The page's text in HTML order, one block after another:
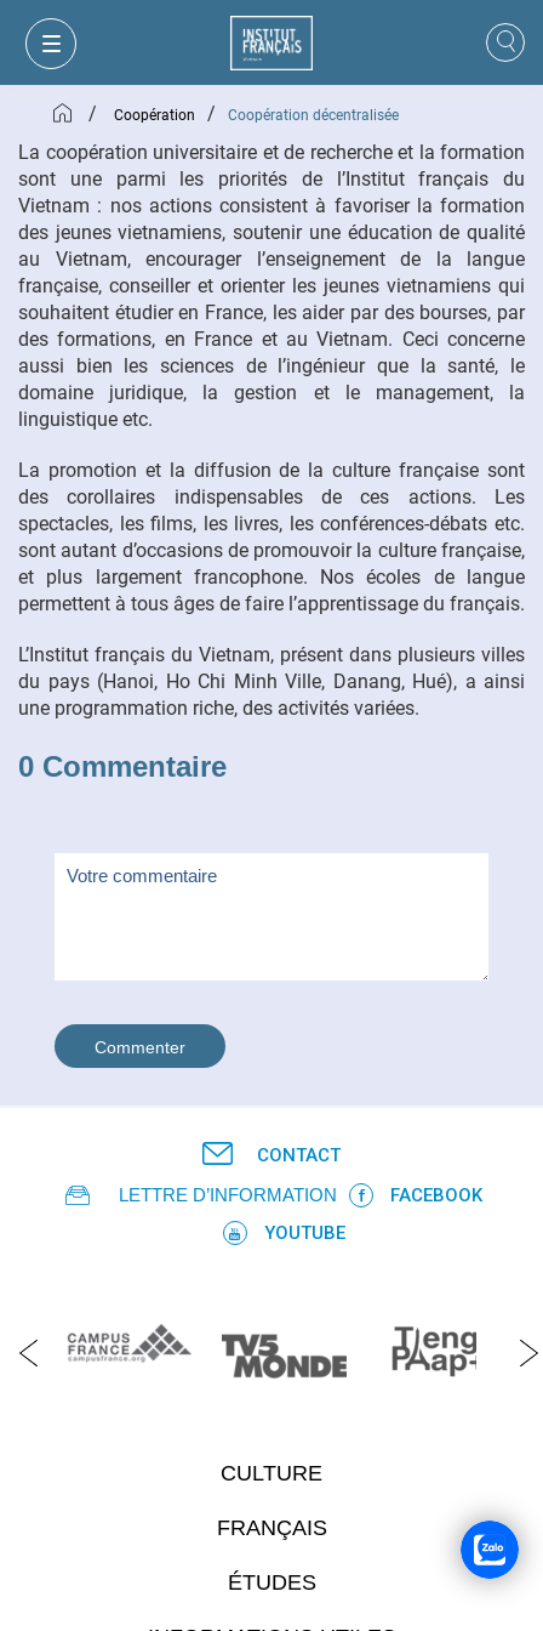
FR
/ Coopération / Coopération décentralisée
La coopération universitaire et de recherche et la formation
sont une parmi les priorités de l’Institut français du
Vietnam : nos actions consistent à favoriser la formation
des jeunes vietnamiens, soutenir une éducation de qualité
au Vietnam, encourager l’enseignement de la langue
française, conseiller et orienter les jeunes vietnamiens qui
souhaitent étudier en France, les aider par des bourses, par
des formations, en France et au Vietnam. Ceci concerne
aussi bien les sciences de l’ingénieur que la santé, le
domaine juridique, la gestion et le management, la
linguistique etc.
La promotion et la diffusion de la culture française sont
des corollaires indispensables de ces actions. Les
spectacles, les films, les livres, les conférences-débats etc.
sont autant d’occasions de promouvoir la culture française,
et plus largement francophone. Nos écoles de langue
permettent à tous âges de faire l’apprentissage du français.
L’Institut français du Vietnam, présent dans plusieurs villes
du pays (Hanoi, Ho Chi Minh Ville, Danang, Hué), a ainsi
une programmation riche, des activités variées.
0 Commentaire
CONTACT
LETTRE D’INFORMATION
FACEBOOK
YOUTUBE
CULTURE
FRANÇAIS
ÉTUDES